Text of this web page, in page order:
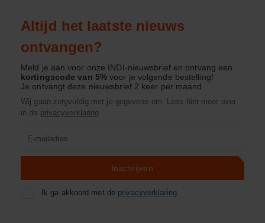
Altijd het laatste nieuws
ontvangen?
Meld je aan voor onze INDI-nieuwsbrief en ontvang een
kortingscode van 5%voor je volgende bestelling!
Je ontvangt deze nieuwsbrief 2 keer per maand.
Wij gaan zorgvuldig met je gegevens om. Lees hier meer over
in de privacyverklaring.
Inschrijven
Ik ga akkoord met de privacyverklaring.